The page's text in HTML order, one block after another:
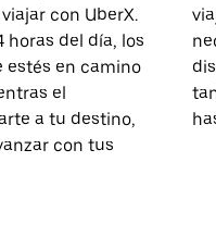
con UberX.
horas del día, los
estés en camino
el
a tu destino,
con tus